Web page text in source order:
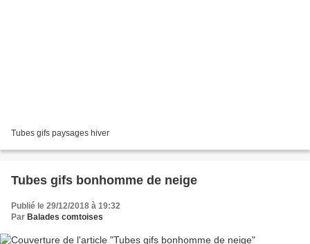
Tubes gifs paysages hiver
Tubes gifs bonhomme de neige
Publié le 29/12/2018 à 19:32
Par Balades comtoises